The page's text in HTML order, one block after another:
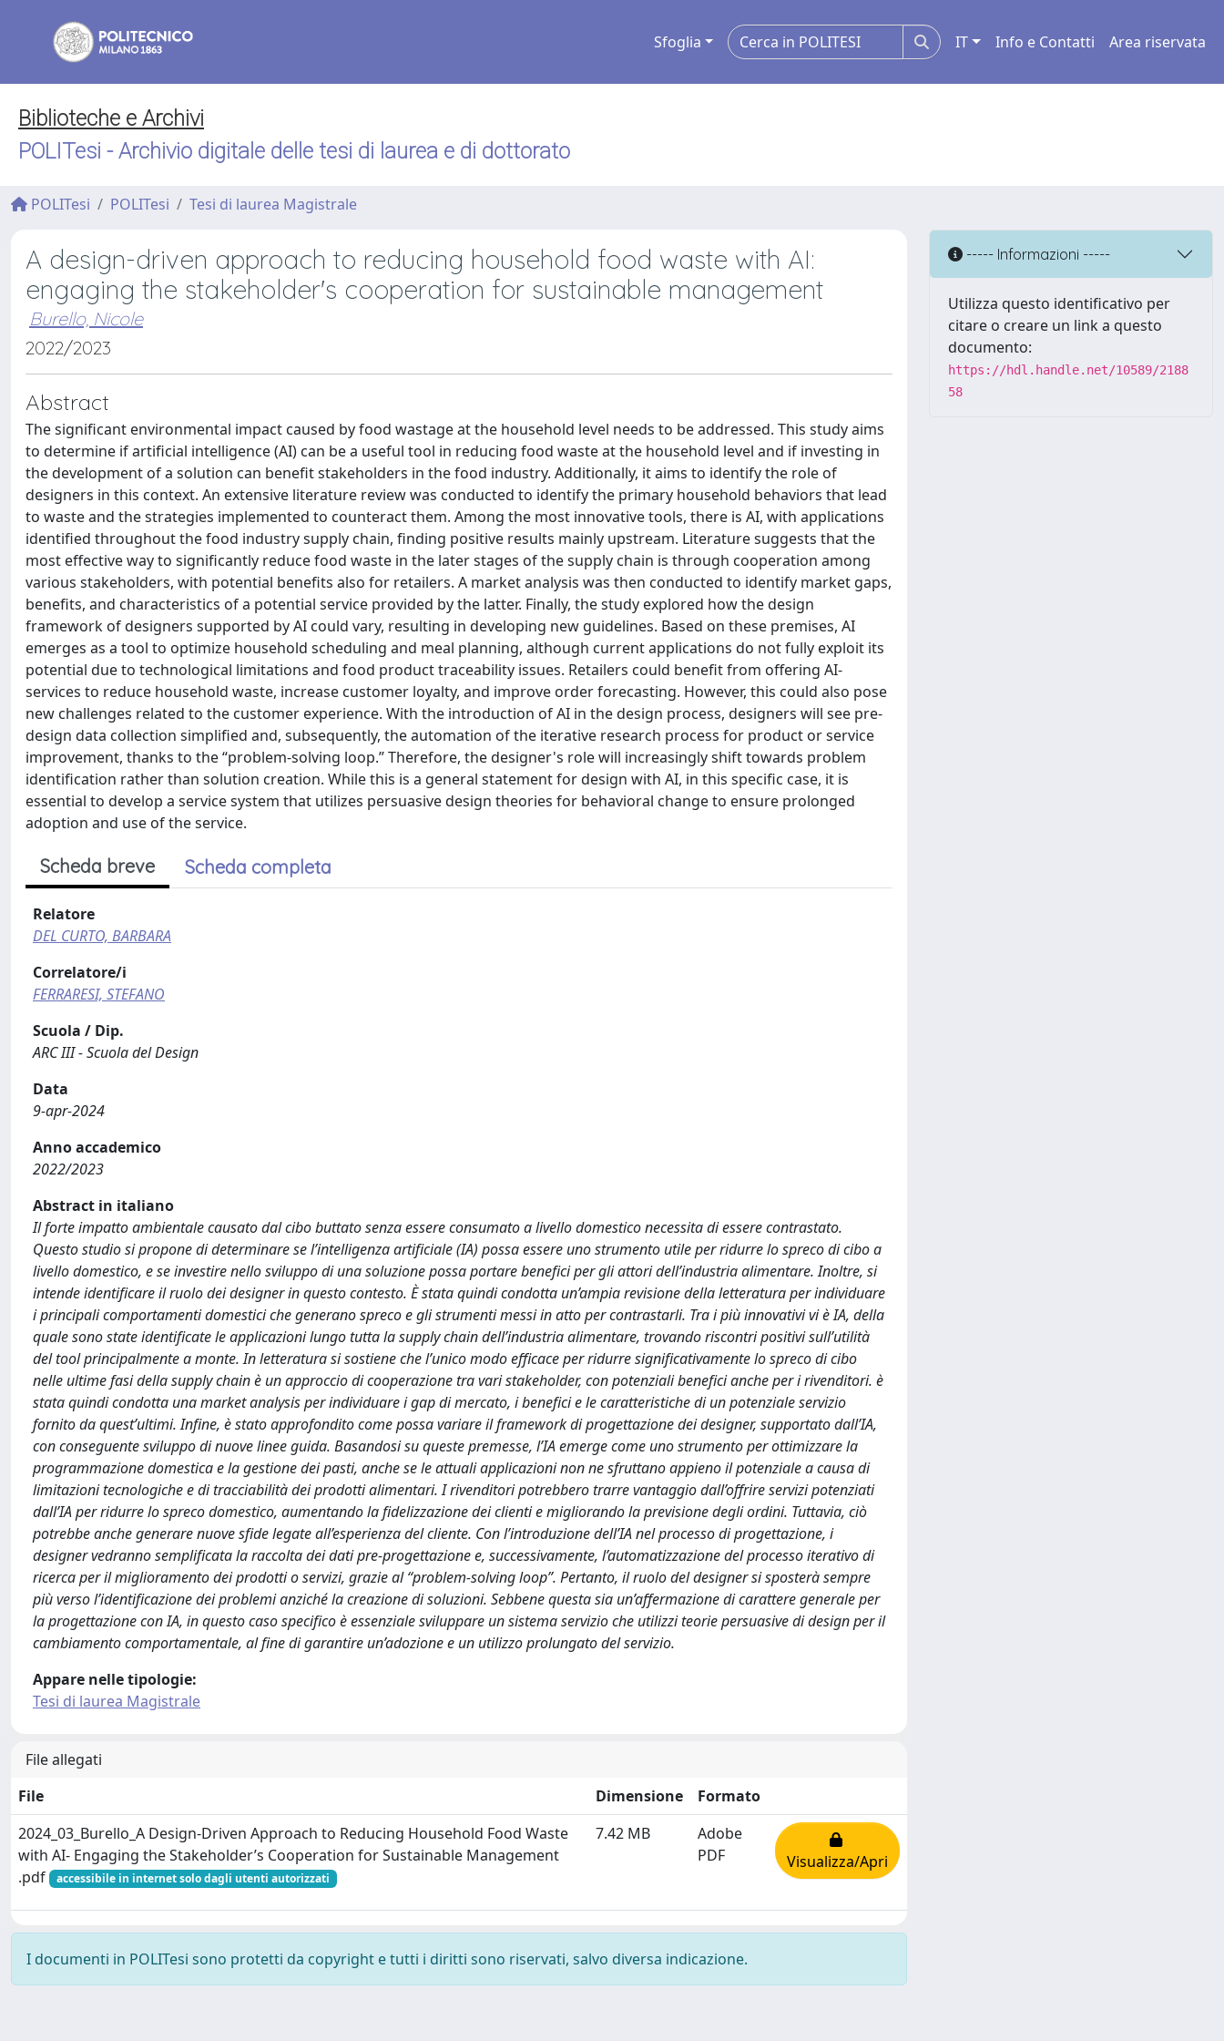
Sfoglia IT Info e Contatti Area riservata
Biblioteche e Archivi
POLITesi - Archivio digitale delle tesi di laurea e di dottorato
POLITesi POLITesi Tesi di laurea Magistrale
A design-driven approach to reducing household food waste with AI:
engaging the stakeholder's cooperation for sustainable management
Burello, Nicole
2022/2023
Abstract
The significant environmental impact caused by food wastage at the household level needs to be addressed. This study aims
to determine if artificial intelligence (AI) can be a useful tool in reducing food waste at the household level and if investing in
the development of a solution can benefit stakeholders in the food industry. Additionally, it aims to identify the role of
designers in this context. An extensive literature review was conducted to identify the primary household behaviors that lead
to waste and the strategies implemented to counteract them. Among the most innovative tools, there is AI, with applications
identified throughout the food industry supply chain, finding positive results mainly upstream. Literature suggests that the
most effective way to significantly reduce food waste in the later stages of the supply chain is through cooperation among
various stakeholders, with potential benefits also for retailers. A market analysis was then conducted to identify market gaps,
benefits, and characteristics of a potential service provided by the latter. Finally, the study explored how the design
framework of designers supported by AI could vary, resulting in developing new guidelines. Based on these premises, AI
emerges as a tool to optimize household scheduling and meal planning, although current applications do not fully exploit its
potential due to technological limitations and food product traceability issues. Retailers could benefit from offering AI-
services to reduce household waste, increase customer loyalty, and improve order forecasting. However, this could also pose
new challenges related to the customer experience. With the introduction of AI in the design process, designers will see pre-
design data collection simplified and, subsequently, the automation of the iterative research process for product or service
improvement, thanks to the “problem-solving loop.” Therefore, the designer's role will increasingly shift towards problem
identification rather than solution creation. While this is a general statement for design with AI, in this specific case, it is
essential to develop a service system that utilizes persuasive design theories for behavioral change to ensure prolonged
adoption and use of the service.
Scheda breve Scheda completa
Relatore
DEL CURTO, BARBARA
Correlatore/i
FERRARESI, STEFANO
Scuola / Dip.
ARC III - Scuola del Design
Data
9-apr-2024
Anno accademico
2022/2023
Abstract in italiano
Il forte impatto ambientale causato dal cibo buttato senza essere consumato a livello domestico necessita di essere contrastato.
Questo studio si propone di determinare se l’intelligenza artificiale (IA) possa essere uno strumento utile per ridurre lo spreco di cibo a
livello domestico, e se investire nello sviluppo di una soluzione possa portare benefici per gli attori dell’industria alimentare. Inoltre, si
intende identificare il ruolo dei designer in questo contesto. È stata quindi condotta un’ampia revisione della letteratura per individuare
i principali comportamenti domestici che generano spreco e gli strumenti messi in atto per contrastarli. Tra i più innovativi vi è IA, della
quale sono state identificate le applicazioni lungo tutta la supply chain dell’industria alimentare, trovando riscontri positivi sull’utilità
del tool principalmente a monte. In letteratura si sostiene che l’unico modo efficace per ridurre significativamente lo spreco di cibo
nelle ultime fasi della supply chain è un approccio di cooperazione tra vari stakeholder, con potenziali benefici anche per i rivenditori. è
stata quindi condotta una market analysis per individuare i gap di mercato, i benefici e le caratteristiche di un potenziale servizio
fornito da quest’ultimi. Infine, è stato approfondito come possa variare il framework di progettazione dei designer, supportato dall’IA,
con conseguente sviluppo di nuove linee guida. Basandosi su queste premesse, l’IA emerge come uno strumento per ottimizzare la
programmazione domestica e la gestione dei pasti, anche se le attuali applicazioni non ne sfruttano appieno il potenziale a causa di
limitazioni tecnologiche e di tracciabilità dei prodotti alimentari. I rivenditori potrebbero trarre vantaggio dall’offrire servizi potenziati
dall’IA per ridurre lo spreco domestico, aumentando la fidelizzazione dei clienti e migliorando la previsione degli ordini. Tuttavia, ciò
potrebbe anche generare nuove sfide legate all’esperienza del cliente. Con l’introduzione dell’IA nel processo di progettazione, i
designer vedranno semplificata la raccolta dei dati pre-progettazione e, successivamente, l’automatizzazione del processo iterativo di
ricerca per il miglioramento dei prodotti o servizi, grazie al “problem-solving loop”. Pertanto, il ruolo del designer si sposterà sempre
più verso l’identificazione dei problemi anziché la creazione di soluzioni. Sebbene questa sia un’affermazione di carattere generale per
la progettazione con IA, in questo caso specifico è essenziale sviluppare un sistema servizio che utilizzi teorie persuasive di design per il
cambiamento comportamentale, al fine di garantire un’adozione e un utilizzo prolungato del servizio.
Appare nelle tipologie:
Tesi di laurea Magistrale
File allegati
File
Dimensione
Formato
2024_03_Burello_A Design-Driven Approach to Reducing Household Food Waste
with AI- Engaging the Stakeholder’s Cooperation for Sustainable Management
.pdf
accessibile in internet solo dagli utenti autorizzati
7.42 MB
Adobe
PDF
Visualizza/Apri
I documenti in POLITesi sono protetti da copyright e tutti i diritti sono riservati, salvo diversa indicazione.
----- Informazioni -----
Utilizza questo identificativo per
citare o creare un link a questo
documento:
https://hdl.handle.net/10589/2188
58